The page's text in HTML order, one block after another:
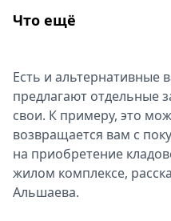
Что ещё
Есть и альтернативные
предлагают отдельные
свои. К примеру, это
возвращается вам с
на приобретение
жилом комплексе,
Альшаева.